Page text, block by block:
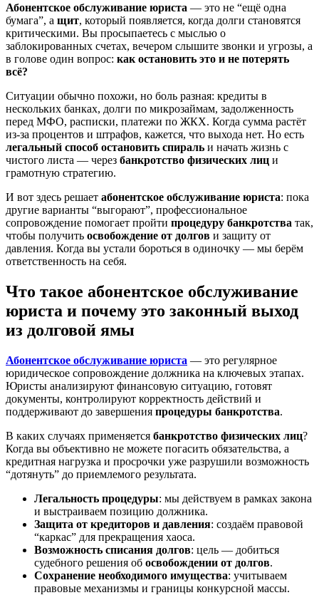
Абонентское обслуживание юриста — это не “ещё одна
бумага”, а щит, который появляется, когда долги становятся
критическими. Вы просыпаетесь с мыслью о
заблокированных счетах, вечером слышите звонки и угрозы, а
в голове один вопрос: как остановить это и не потерять
всё?
Ситуации обычно похожи, но боль разная: кредиты в
нескольких банках, долги по микрозаймам, задолженность
перед МФО, расписки, платежи по ЖКХ. Когда сумма растёт
из‑за процентов и штрафов, кажется, что выхода нет. Но есть
легальный способ остановить спираль и начать жизнь с
чистого листа — через банкротство физических лиц и
грамотную стратегию.
И вот здесь решает абонентское обслуживание юриста: пока
другие варианты “выгорают”, профессиональное
сопровождение помогает пройти процедуру банкротства так,
чтобы получить освобождение от долгов и защиту от
давления. Когда вы устали бороться в одиночку — мы берём
ответственность на себя.
Что такое абонентское обслуживание
юриста и почему это законный выход
из долговой ямы
Абонентское обслуживание юриста — это регулярное
юридическое сопровождение должника на ключевых этапах.
Юристы анализируют финансовую ситуацию, готовят
документы, контролируют корректность действий и
поддерживают до завершения процедуры банкротства.
В каких случаях применяется банкротство физических лиц?
Когда вы объективно не можете погасить обязательства, а
кредитная нагрузка и просрочки уже разрушили возможность
“дотянуть” до приемлемого результата.
Легальность процедуры: мы действуем в рамках закона
и выстраиваем позицию должника.
Защита от кредиторов и давления: создаём правовой
“каркас” для прекращения хаоса.
Возможность списания долгов: цель — добиться
судебного решения об освобождении от долгов.
Сохранение необходимого имущества: учитываем
правовые механизмы и границы конкурсной массы.